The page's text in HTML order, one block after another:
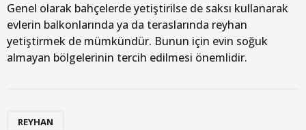
Genel olarak bahçelerde yetiştirilse de saksı kullanarak
evlerin balkonlarında ya da teraslarında reyhan
yetiştirmek de mümkündür. Bunun için evin soğuk
almayan bölgelerinin tercih edilmesi önemlidir.
REYHAN